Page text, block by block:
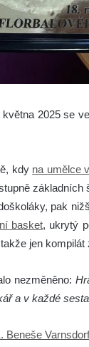
května 2025 se
kdy na umělce
základních
pak
basket, ukrytý
jen
nezměněno:
a v každé
Beneše Varnsdorf